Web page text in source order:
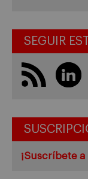
SEGUIR
¡Suscríbete